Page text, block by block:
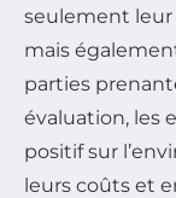
seulement leur
mais
parties
évaluation, les
positif sur
leurs coûts et